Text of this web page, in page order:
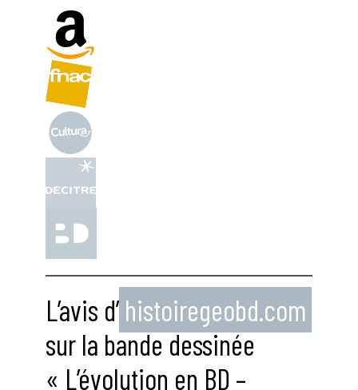
L’avis d’ histoiregeobd.com
sur la bande dessinée
« L’évolution en BD –